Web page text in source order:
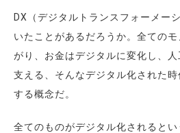
DX（デジタルトランスフォーメー
いたことがあるだろうか。全ての
がり、お金はデジタルに変化し、
支える、そんなデジタル化された
する概念だ。
全てのものがデジタル化されると